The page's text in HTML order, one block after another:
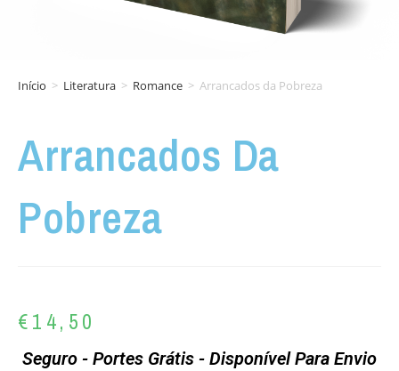
Início > Literatura > Romance > Arrancados da Pobreza
Arrancados Da
Pobreza
€14,50
Seguro - Portes Grátis - Disponível Para Envio